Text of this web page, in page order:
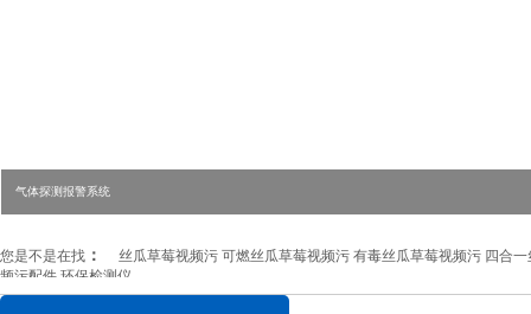
气体探测报警系统
您是不是在找 ： 丝瓜草莓视频污 可燃丝瓜草莓视频污 有毒丝瓜草莓视频污 四合
频污配件 环保检测仪